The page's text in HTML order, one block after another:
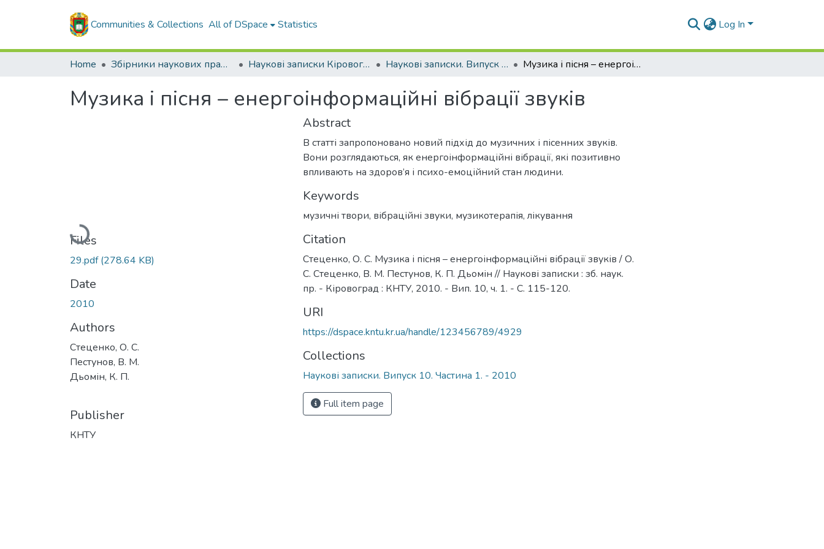
Communities & Collections All of DSpace Statistics Log In
Home Збірники наукових праць ЦНТУ Наукові записки Кіровоградського національного технічного університету. Наукові записки. Випуск 10. Частина 1. - 2010 Музика і пісня – енергоінформаційні вібрації звуків
Музика і пісня – енергоінформаційні вібрації звуків
Loading...
Files
29.pdf(278.64 KB)
Date
2010
Authors
Стеценко, О. С.
Пестунов, В. М.
Дьомін, К. П.
Publisher
КНТУ
Abstract
В статті запропоновано новий підхід до музичних і пісенних звуків.
Вони розглядаються, як енергоінформаційні вібрації, які позитивно
впливають на здоров’я і психо-емоційний стан людини.
Keywords
музичні твори, вібраційні звуки, музикотерапія, лікування
Citation
Стеценко, О. С. Музика і пісня – енергоінформаційні вібрації звуків / О.
С. Стеценко, В. М. Пестунов, К. П. Дьомін // Наукові записки : зб. наук.
пр. - Кіровоград : КНТУ, 2010. - Вип. 10, ч. 1. - С. 115-120.
URI
https://dspace.kntu.kr.ua/handle/123456789/4929
Collections
Наукові записки. Випуск 10. Частина 1. - 2010
Full item page